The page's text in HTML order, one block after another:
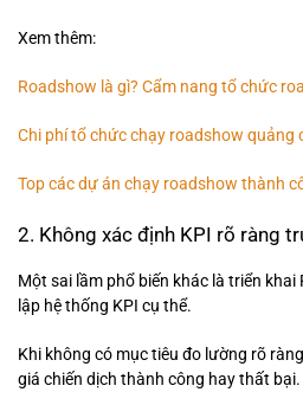
Xem thêm:
Roadshow là gì? Cẩm nang tổ chức
Chi phí tổ chức chạy roadshow quảng
Top các dự án chạy roadshow thành
2. Không xác định KPI rõ ràng
Một sai lầm phổ biến khác là triển
lập hệ thống KPI cụ thể.
Khi không có mục tiêu đo lường rõ
giá chiến dịch thành công hay thất bại.